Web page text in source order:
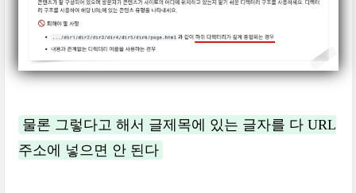
물론 그렇다고 해서 글제목에 있는 글자를 다 URL
주소에 넣으면 안 된다